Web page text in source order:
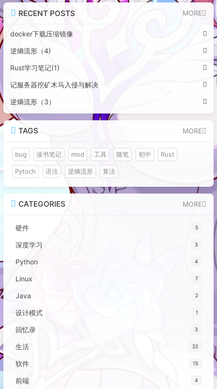
RECENT POSTS MORE
docker下载压缩镜像
逆熵流形（4)
Rust学习笔记(1)
记服务器挖矿木马入侵与解决
逆熵流形（3）
TAGS MORE
bug 读书笔记 mod 工具 随笔 初中 Rust
Pytoch 语法 逆熵流形 算法
CATEGORIES MORE
硬件 5
深度学习 3
Python 4
Linux 7
Java 2
设计模式 1
回忆录 3
生活 22
软件 15
前端 4